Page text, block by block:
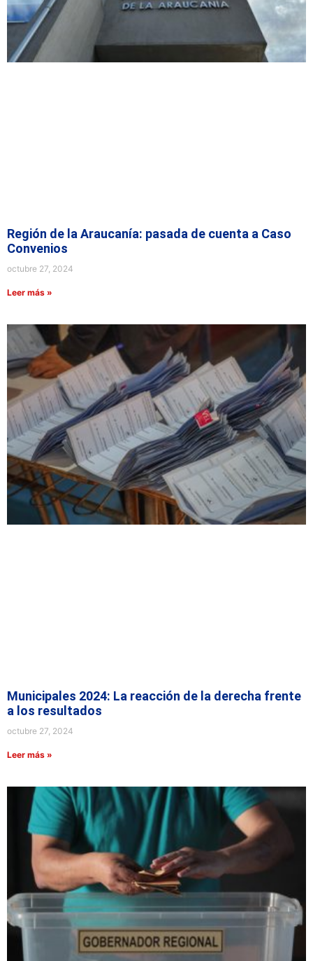
Región de la Araucanía: pasada de cuenta a Caso
Convenios
octubre 27, 2024
Leer más »
Municipales 2024: La reacción de la derecha frente
a los resultados
octubre 27, 2024
Leer más »